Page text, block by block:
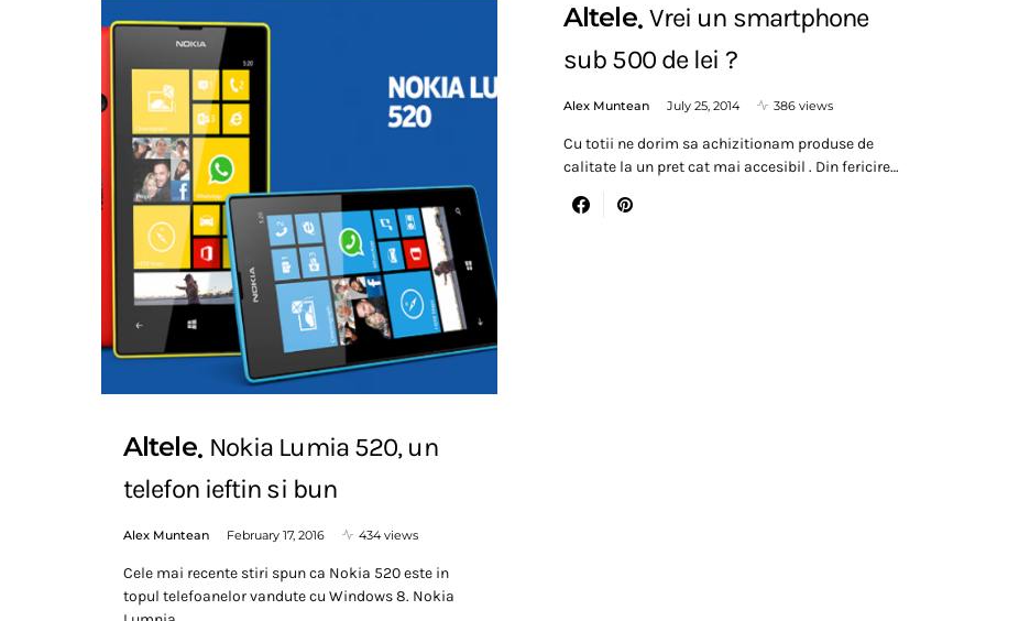
Altele Nokia Lumia 520, un
telefon ieftin si bun
Alex Muntean February 17, 2016 434 views
Cele mai recente stiri spun ca Nokia 520 este in
topul telefoanelor vandute cu Windows 8. Nokia
Altele Vrei un smartphone
sub 500 de lei ?
Alex Muntean July 25, 2014 386 views
Cu totii ne dorim sa achizitionam produse de
calitate la un pret cat mai accesibil . Din fericire…